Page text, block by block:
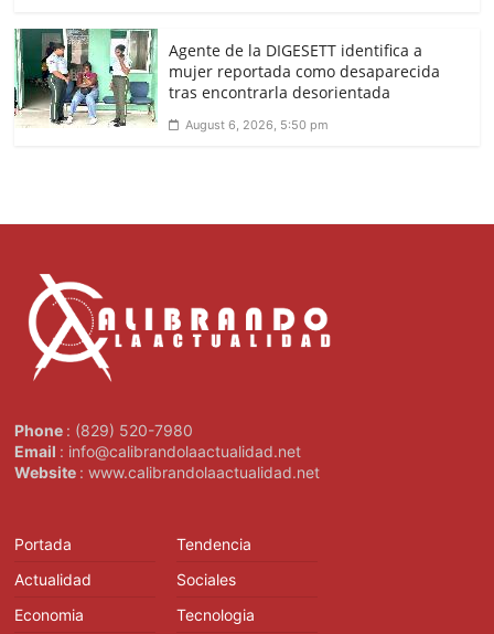
Agente de la DIGESETT identifica a
mujer reportada como desaparecida
tras encontrarla desorientada
August 6, 2026, 5:50 pm
Phone : (829) 520-7980
Email : info@calibrandolaactualidad.net
Website : www.calibrandolaactualidad.net
Portada
Actualidad
Economia
Tendencia
Sociales
Tecnologia